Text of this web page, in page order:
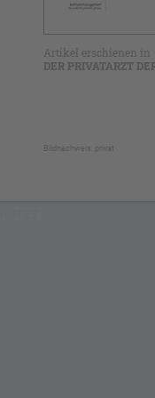
Artikel erschienen in
DER PRIVATARZT
Bildnachweis: privat